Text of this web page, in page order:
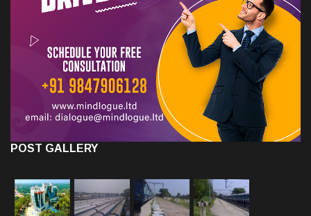
POST GALLERY